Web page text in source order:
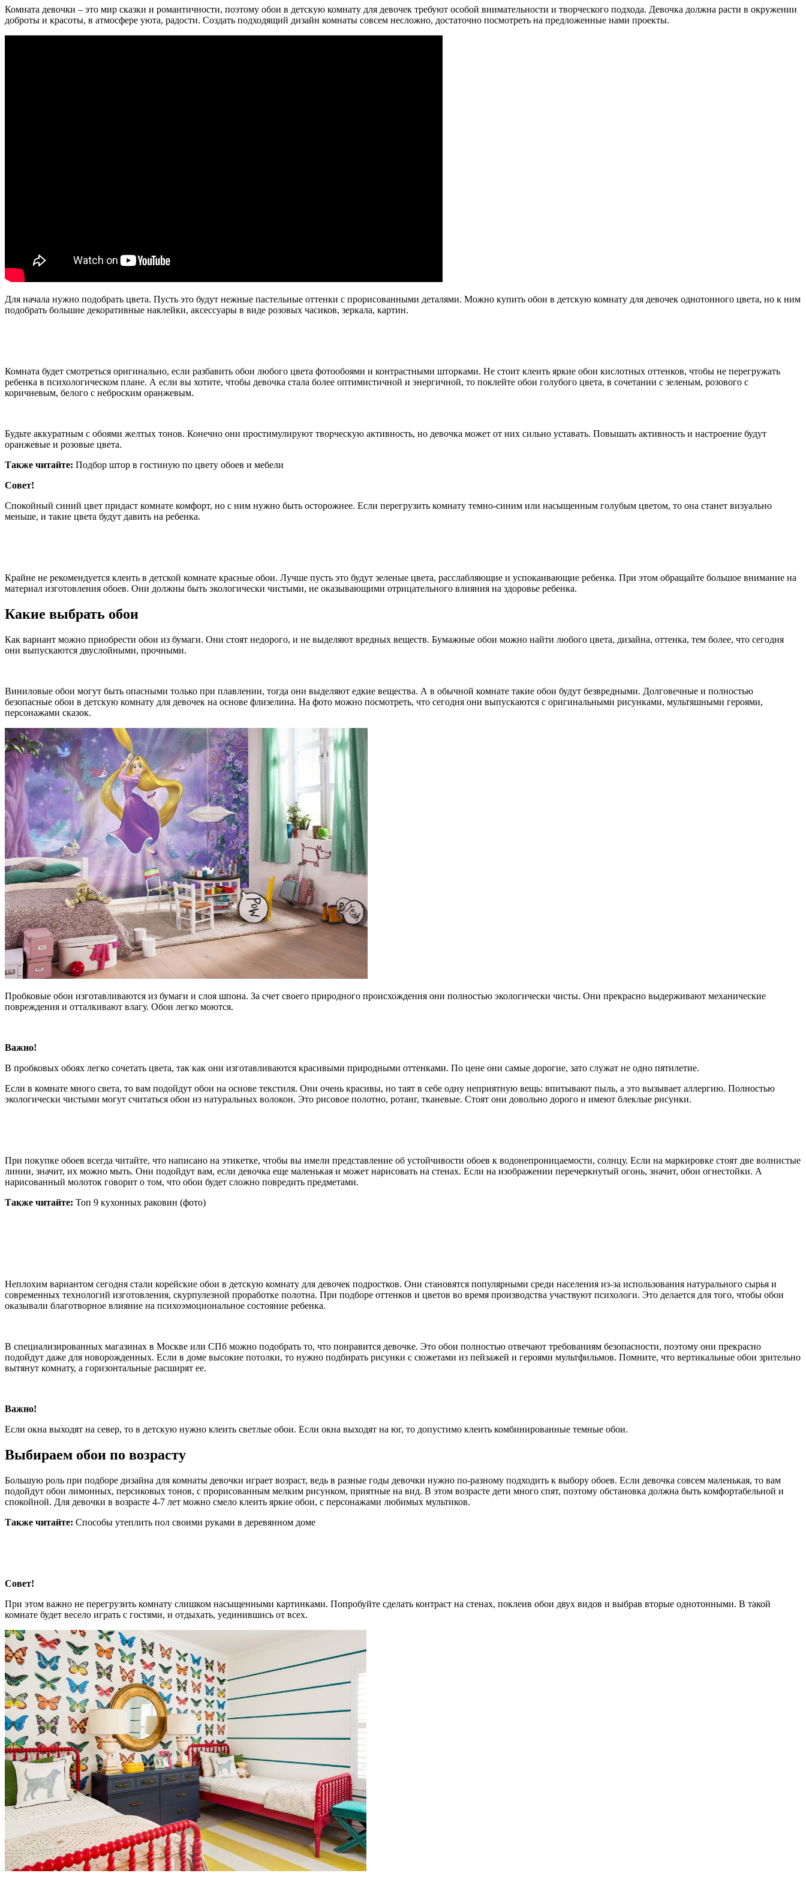
Комната девочки – это мир сказки и романтичности, поэтому обои в детскую комнату для девочек требуют особой внимательности и творческого подхода. Девочка должна расти в окружении
доброты и красоты, в атмосфере уюта, радости. Создать подходящий дизайн комнаты совсем несложно, достаточно посмотреть на предложенные нами проекты.
Для начала нужно подобрать цвета. Пусть это будут нежные пастельные оттенки с прорисованными деталями. Можно купить обои в детскую комнату для девочек однотонного цвета, но к ним
подобрать большие декоративные наклейки, аксессуары в виде розовых часиков, зеркала, картин.
Комната будет смотреться оригинально, если разбавить обои любого цвета фотообоями и контрастными шторками. Не стоит клеить яркие обои кислотных оттенков, чтобы не перегружать
ребенка в психологическом плане. А если вы хотите, чтобы девочка стала более оптимистичной и энергичной, то поклейте обои голубого цвета, в сочетании с зеленым, розового с
коричневым, белого с неброским оранжевым.
Будьте аккуратным с обоями желтых тонов. Конечно они простимулируют творческую активность, но девочка может от них сильно уставать. Повышать активность и настроение будут
оранжевые и розовые цвета.
Также читайте: Подбор штор в гостиную по цвету обоев и мебели
Совет!
Спокойный синий цвет придаст комнате комфорт, но с ним нужно быть осторожнее. Если перегрузить комнату темно-синим или насыщенным голубым цветом, то она станет визуально
меньше, и такие цвета будут давить на ребенка.
Крайне не рекомендуется клеить в детской комнате красные обои. Лучше пусть это будут зеленые цвета, расслабляющие и успокаивающие ребенка. При этом обращайте большое внимание на
материал изготовления обоев. Они должны быть экологически чистыми, не оказывающими отрицательного влияния на здоровье ребенка.
Какие выбрать обои
Как вариант можно приобрести обои из бумаги. Они стоят недорого, и не выделяют вредных веществ. Бумажные обои можно найти любого цвета, дизайна, оттенка, тем более, что сегодня
они выпускаются двуслойными, прочными.
Виниловые обои могут быть опасными только при плавлении, тогда они выделяют едкие вещества. А в обычной комнате такие обои будут безвредными. Долговечные и полностью
безопасные обои в детскую комнату для девочек на основе флизелина. На фото можно посмотреть, что сегодня они выпускаются с оригинальными рисунками, мультяшными героями,
персонажами сказок.
Пробковые обои изготавливаются из бумаги и слоя шпона. За счет своего природного происхождения они полностью экологически чисты. Они прекрасно выдерживают механические
повреждения и отталкивают влагу. Обои легко моются.
Важно!
В пробковых обоях легко сочетать цвета, так как они изготавливаются красивыми природными оттенками. По цене они самые дорогие, зато служат не одно пятилетие.
Если в комнате много света, то вам подойдут обои на основе текстиля. Они очень красивы, но таят в себе одну неприятную вещь: впитывают пыль, а это вызывает аллергию. Полностью
экологически чистыми могут считаться обои из натуральных волокон. Это рисовое полотно, ротанг, тканевые. Стоят они довольно дорого и имеют блеклые рисунки.
При покупке обоев всегда читайте, что написано на этикетке, чтобы вы имели представление об устойчивости обоев к водонепроницаемости, солнцу. Если на маркировке стоят две волнистые
линии, значит, их можно мыть. Они подойдут вам, если девочка еще маленькая и может нарисовать на стенах. Если на изображении перечеркнутый огонь, значит, обои огнестойки. А
нарисованный молоток говорит о том, что обои будет сложно повредить предметами.
Также читайте: Топ 9 кухонных раковин (фото)
Неплохим вариантом сегодня стали корейские обои в детскую комнату для девочек подростков. Они становятся популярными среди населения из-за использования натурального сырья и
современных технологий изготовления, скурпулезной проработке полотна. При подборе оттенков и цветов во время производства участвуют психологи. Это делается для того, чтобы обои
оказывали благотворное влияние на психоэмоциональное состояние ребенка.
В специализированных магазинах в Москве или СПб можно подобрать то, что понравится девочке. Это обои полностью отвечают требованиям безопасности, поэтому они прекрасно
подойдут даже для новорожденных. Если в доме высокие потолки, то нужно подбирать рисунки с сюжетами из пейзажей и героями мультфильмов. Помните, что вертикальные обои зрительно
вытянут комнату, а горизонтальные расширят ее.
Важно!
Если окна выходят на север, то в детскую нужно клеить светлые обои. Если окна выходят на юг, то допустимо клеить комбинированные темные обои.
Выбираем обои по возрасту
Большую роль при подборе дизайна для комнаты девочки играет возраст, ведь в разные годы девочки нужно по-разному подходить к выбору обоев. Если девочка совсем маленькая, то вам
подойдут обои лимонных, персиковых тонов, с прорисованным мелким рисунком, приятные на вид. В этом возрасте дети много спят, поэтому обстановка должна быть комфортабельной и
спокойной. Для девочки в возрасте 4-7 лет можно смело клеить яркие обои, с персонажами любимых мультиков.
Также читайте: Способы утеплить пол своими руками в деревянном доме
Совет!
При этом важно не перегрузить комнату слишком насыщенными картинками. Попробуйте сделать контраст на стенах, поклеив обои двух видов и выбрав вторые однотонными. В такой
комнате будет весело играть с гостями, и отдыхать, уединившись от всех.